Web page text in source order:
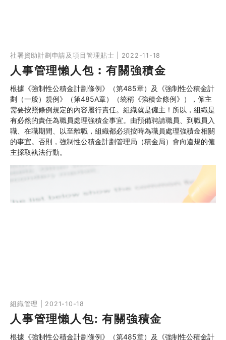
社署資助計劃申請及項目管理貼士 | 2022-11-18
人事管理懶人包︰有關強積金
根據《強制性公積金計劃條例》（第485章）及《強制性公積金計
劃（一般）規例》（第485A章）（統稱《強積金條例》），僱主
需要按照條例規定的內容履行責任。組織就是僱主！所以，組織是
有必然的責任為職員處理強積金事宜。由預備聘請職員、到職員入
職、在職期間、以至離職，組織都必須按時為職員處理強積金相關
的事宜。否則，強制性公積金計劃管理局（積金局）會向違規的僱
主採取執法行動。
組織管理 | 2021-10-18
人事管理懶人包: 有關強積金
根據《強制性公積金計劃條例》（第485章）及《強制性公積金計